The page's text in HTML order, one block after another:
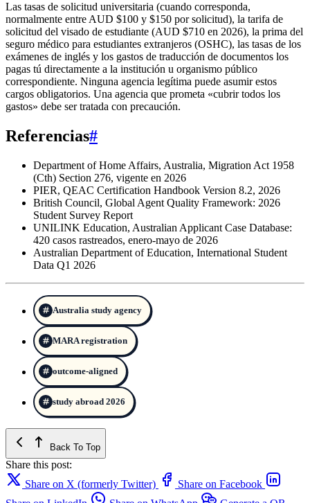
Las tasas de solicitud universitaria (cuando corresponda,
normalmente entre AUD $100 y $150 por solicitud), la tarifa de
solicitud del visado de estudiante (AUD $710 en 2026), la prima del
seguro médico para estudiantes extranjeros (OSHC), las tasas de los
exámenes de inglés y los gastos de traducción de documentos los
pagas tú directamente a la institución u organismo público
correspondiente. Ninguna agencia legítima puede asumir estos
cargos obligatorios. Una agencia que prometa «cubrir todos los
gastos» debe ser tratada con precaución.
Referencias#
Department of Home Affairs, Australia, Migration Act 1958
(Cth) Section 276, vigente en 2026
PIER, QEAC Certification Handbook Version 8.2, 2026
British Council, Global Agent Quality Framework: 2026
Student Survey Report
UNILINK Education, Australian Applicant Case Database:
420 casos rastreados, enero-mayo de 2026
Australian Department of Education, International Student
Data Q1 2026
Australia study agency
MARA registration
outcome-aligned
study abroad 2026
Back To Top
Share this post:
Share on X (formerly Twitter)
Share on Facebook